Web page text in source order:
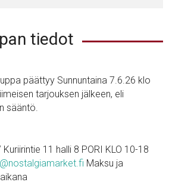
tiedot
päättyy Sunnuntaina 7.6.26 klo
tarjouksen jälkeen, eli
sääntö.
11 halli 8 PORI KLO 10-18
Maksu ja